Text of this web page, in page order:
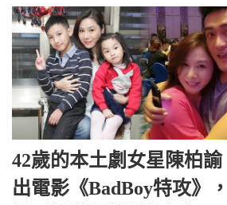
42歲的本土劇女星陳柏
出電影《BadBoy特攻》